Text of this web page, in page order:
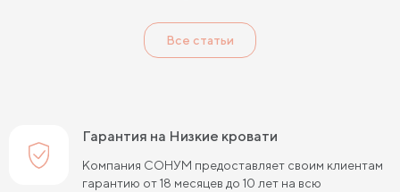
Все статьи
Гарантия на Низкие кровати
Компания СОНУМ предоставляет своим клиентам
гарантию от 18 месяцев до 10 лет на всю